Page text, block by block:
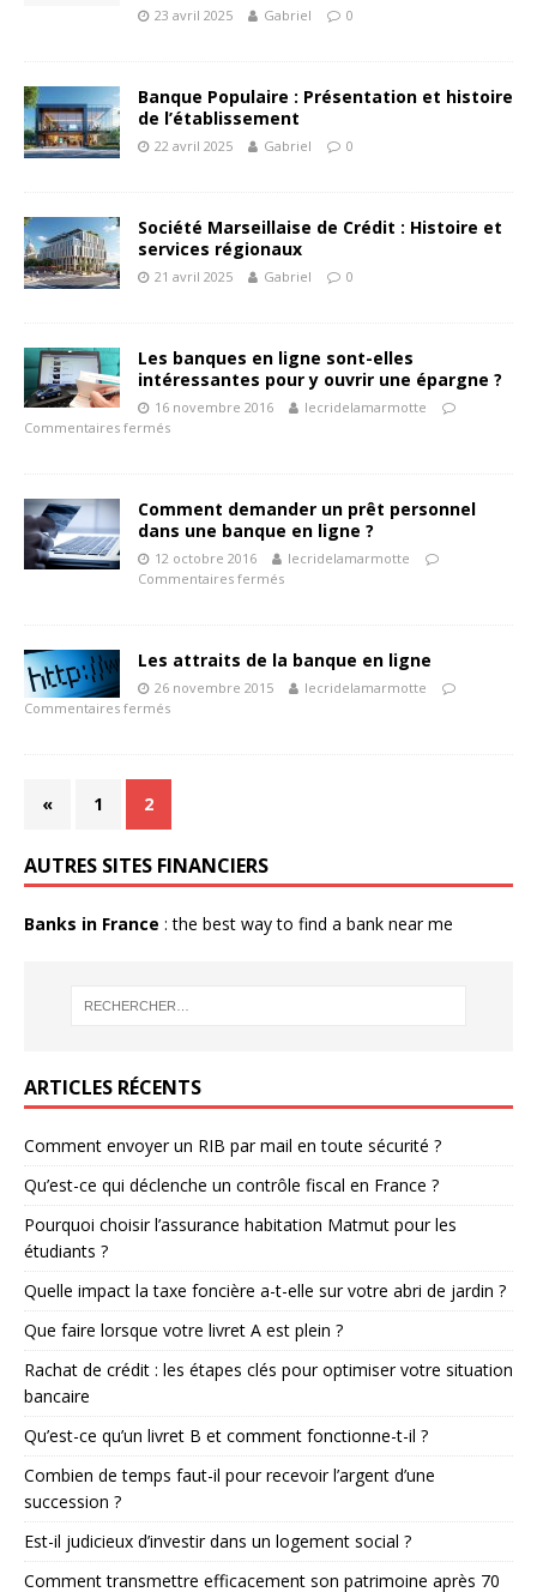
23 avril 2025 Gabriel 0
Banque Populaire : Présentation et histoire
de l’établissement
22 avril 2025 Gabriel 0
Société Marseillaise de Crédit : Histoire et
services régionaux
21 avril 2025 Gabriel 0
Les banques en ligne sont-elles
intéressantes pour y ouvrir une épargne ?
16 novembre 2016
lecridelamarmotte
Commentaires fermés
Comment demander un prêt personnel
dans une banque en ligne ?
12 octobre 2016
lecridelamarmotte
Commentaires fermés
Les attraits de la banque en ligne
26 novembre 2015
lecridelamarmotte
Commentaires fermés
« 1 2
AUTRES SITES FINANCIERS
Banks in France : the best way to find a bank near me
ARTICLES RÉCENTS
Comment envoyer un RIB par mail en toute sécurité ?
Qu’est-ce qui déclenche un contrôle fiscal en France ?
Pourquoi choisir l’assurance habitation Matmut pour les
étudiants ?
Quelle impact la taxe foncière a-t-elle sur votre abri de jardin ?
Que faire lorsque votre livret A est plein ?
Rachat de crédit : les étapes clés pour optimiser votre situation
bancaire
Qu’est-ce qu’un livret B et comment fonctionne-t-il ?
Combien de temps faut-il pour recevoir l’argent d’une
succession ?
Est-il judicieux d’investir dans un logement social ?
Comment transmettre efficacement son patrimoine après 70